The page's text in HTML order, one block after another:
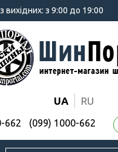
вихідних: з 9:00 до 19:00
UA RU
662 (099) 1000-662